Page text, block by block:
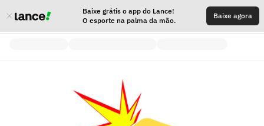
Baixe grátis o app do Lance!
O esporte na palma da mão.
Baixe agora